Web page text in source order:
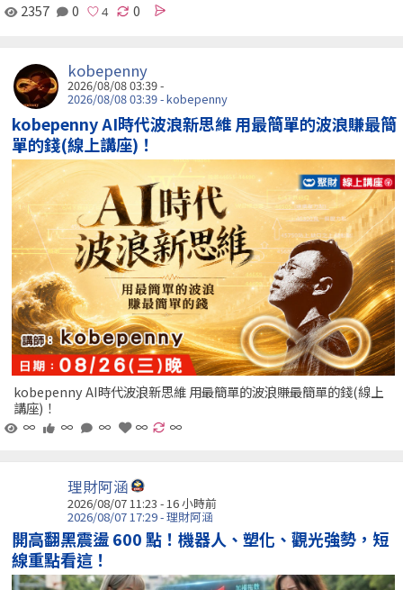
2357 0 0
kobepenny
2026/08/08 03:39 -
2026/08/08 03:39 - kobepenny
kobepenny AI時代波浪新思維 用最簡單的波浪賺最簡
單的錢(線上講座)！
kobepenny AI時代波浪新思維 用最簡單的波浪賺最簡單的錢(線上
講座)！
∞
∞ ∞ ∞ ∞
理財阿涵
2026/08/07 11:23 - 16 小時前
2026/08/07 17:29 - 理財阿涵
開高翻黑震盪 600 點！機器人、塑化、觀光強勢，短
線重點看這！